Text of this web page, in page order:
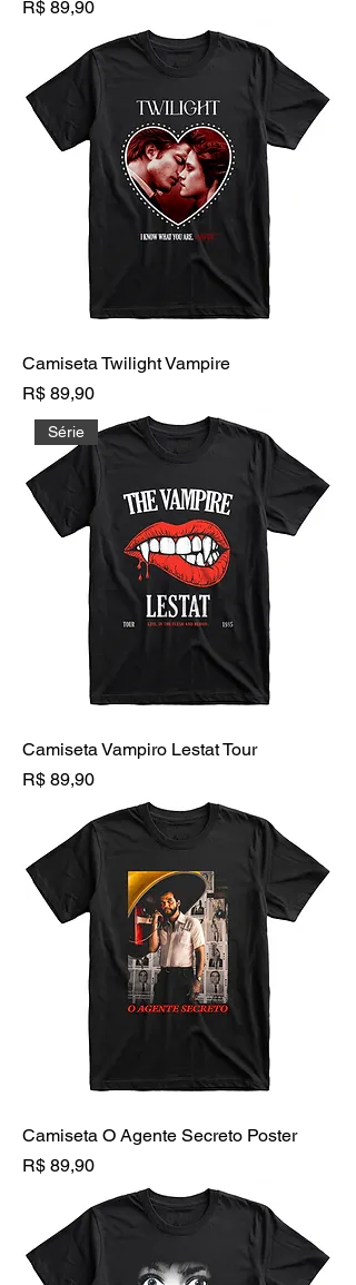
Preço
R$ 89,90
Camiseta Twilight Vampire
Preço
R$ 89,90
Série
Camiseta Vampiro Lestat Tour
Preço
R$ 89,90
Camiseta O Agente Secreto Poster
Preço
R$ 89,90